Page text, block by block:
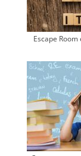
Escape Room